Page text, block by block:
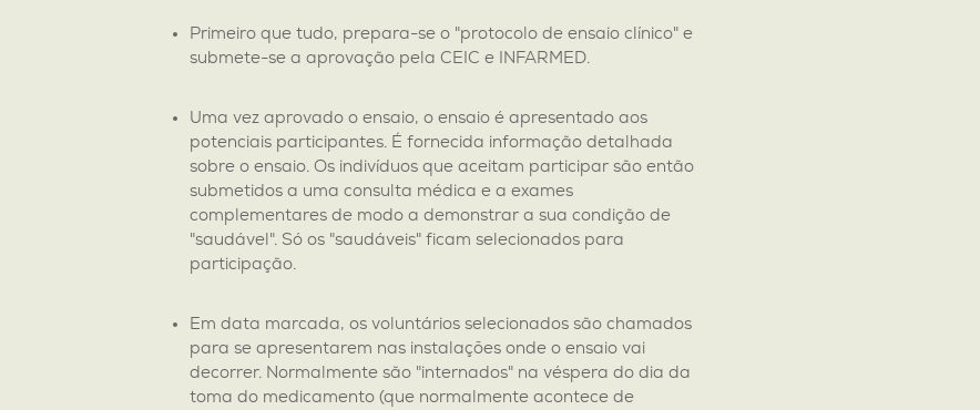
Primeiro que tudo, prepara-se o "protocolo de ensaio clínico" e
submete-se a aprovação pela CEIC e INFARMED.
Uma vez aprovado o ensaio, o ensaio é apresentado aos
potenciais participantes. É fornecida informação detalhada
sobre o ensaio. Os indivíduos que aceitam participar são então
submetidos a uma consulta médica e a exames
complementares de modo a demonstrar a sua condição de
"saudável". Só os "saudáveis" ficam selecionados para
participação.
Em data marcada, os voluntários selecionados são chamados
para se apresentarem nas instalações onde o ensaio vai
decorrer. Normalmente são "internados" na véspera do dia da
toma do medicamento (que normalmente acontece de